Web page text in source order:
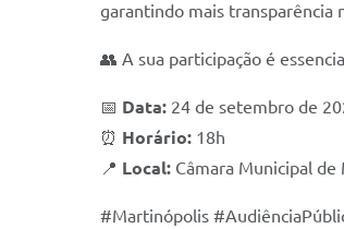
garantindo mais transparência
👥 A sua participação é
📅 Data: 24 de setembro de
⏰ Horário: 18h
📍 Local: Câmara Municipal
#Martinópolis